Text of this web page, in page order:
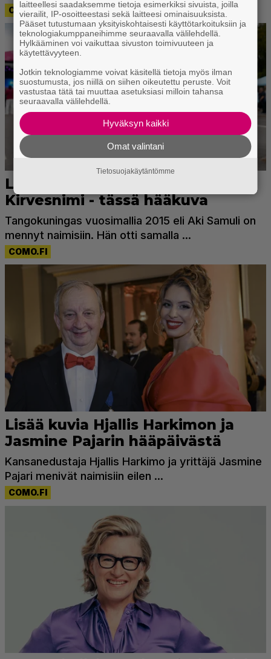
laitteellesi saadaksemme tietoja esimerkiksi sivuista, joilla
vierailit, IP-osoitteestasi sekä laitteesi ominaisuuksista.
Pääset tutustumaan yksityiskohtaisesti käyttötarkoituksiin ja
teknologiakumppaneihimme seuraavalla välilehdellä.
Hylkääminen voi vaikuttaa sivuston toimivuuteen ja
käytettävyyteen.
Jotkin teknologiamme voivat käsitellä tietoja myös ilman
suostumusta, jos niillä on siihen oikeutettu peruste. Voit
vastustaa tätä tai muuttaa asetuksiasi milloin tahansa
seuraavalla välilehdellä.
Hyväksyn kaikki
Omat valintani
Tietosuojakäytäntömme